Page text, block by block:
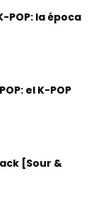
POP: la época
el K-POP
[Sour &